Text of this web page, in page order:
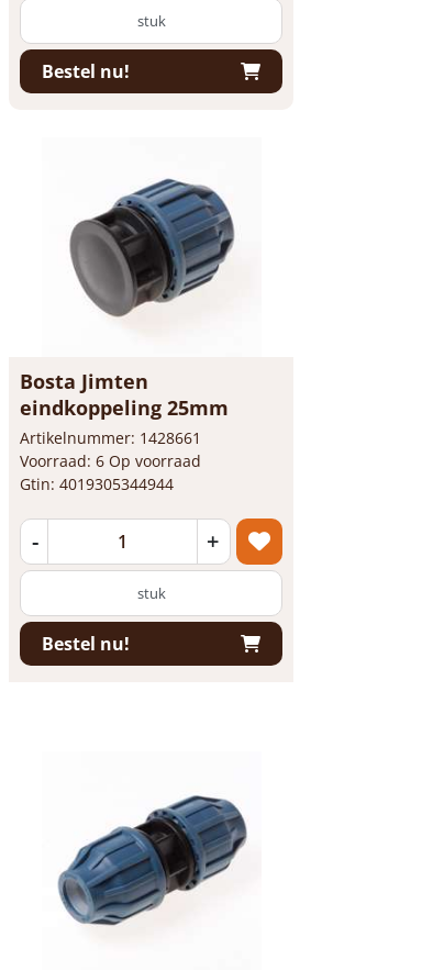
stuk
Bestel nu!
Bosta Jimten
eindkoppeling 25mm
Artikelnummer: 1428661
Voorraad: 6 Op voorraad
Gtin: 4019305344944
- +
stuk
Bestel nu!